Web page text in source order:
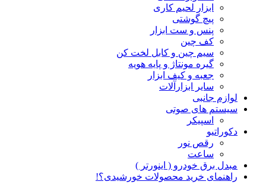
ابزار لحیم کاری
پیچ گوشتی
پنس و ست ابزار
کف چین
سیم چین و کابل لخت کن
گیره مونتاژ و پایه هویه
جعبه و کیف ابزار
سایر ابزارآلات
لوازم جانبی
سیستم های صوتی
اسپیکر
دکوراتیو
رقص نور
ساعت
مبدل برق خودرو ( اینورتر )
راهنمای خرید محصولات خورشیدی؟!